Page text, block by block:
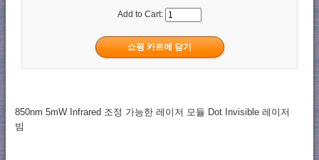
Add to Cart:
850nm 5mW Infrared 조정 가능한 레이저 모듈 Dot Invisible 레이저
빔